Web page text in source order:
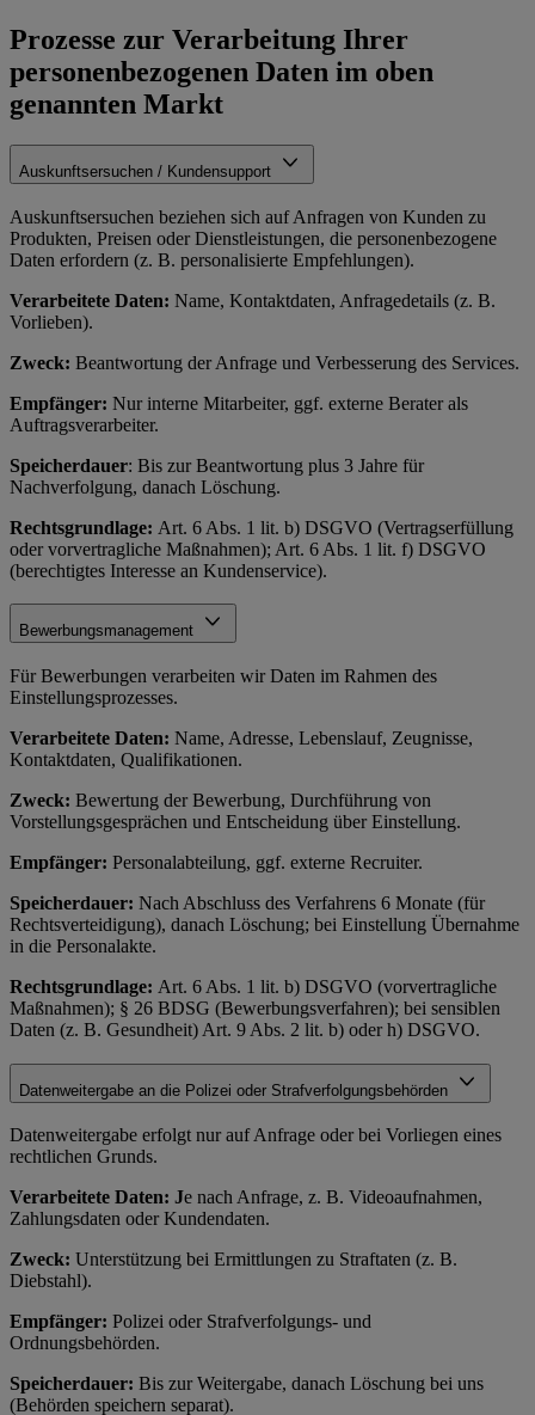
Prozesse zur Verarbeitung Ihrer
personenbezogenen Daten im oben
genannten Markt
Auskunftsersuchen / Kundensupport
Auskunftsersuchen beziehen sich auf Anfragen von Kunden zu
Produkten, Preisen oder Dienstleistungen, die personenbezogene
Daten erfordern (z. B. personalisierte Empfehlungen).
Verarbeitete Daten: Name, Kontaktdaten, Anfragedetails (z. B.
Vorlieben).
Zweck: Beantwortung der Anfrage und Verbesserung des Services.
Empfänger: Nur interne Mitarbeiter, ggf. externe Berater als
Auftragsverarbeiter.
Speicherdauer: Bis zur Beantwortung plus 3 Jahre für
Nachverfolgung, danach Löschung.
Rechtsgrundlage: Art. 6 Abs. 1 lit. b) DSGVO (Vertragserfüllung
oder vorvertragliche Maßnahmen); Art. 6 Abs. 1 lit. f) DSGVO
(berechtigtes Interesse an Kundenservice).
Bewerbungsmanagement
Für Bewerbungen verarbeiten wir Daten im Rahmen des
Einstellungsprozesses.
Verarbeitete Daten: Name, Adresse, Lebenslauf, Zeugnisse,
Kontaktdaten, Qualifikationen.
Zweck: Bewertung der Bewerbung, Durchführung von
Vorstellungsgesprächen und Entscheidung über Einstellung.
Empfänger: Personalabteilung, ggf. externe Recruiter.
Speicherdauer: Nach Abschluss des Verfahrens 6 Monate (für
Rechtsverteidigung), danach Löschung; bei Einstellung Übernahme
in die Personalakte.
Rechtsgrundlage: Art. 6 Abs. 1 lit. b) DSGVO (vorvertragliche
Maßnahmen); § 26 BDSG (Bewerbungsverfahren); bei sensiblen
Daten (z. B. Gesundheit) Art. 9 Abs. 2 lit. b) oder h) DSGVO.
Datenweitergabe an die Polizei oder Strafverfolgungsbehörden
Datenweitergabe erfolgt nur auf Anfrage oder bei Vorliegen eines
rechtlichen Grunds.
Verarbeitete Daten: Je nach Anfrage, z. B. Videoaufnahmen,
Zahlungsdaten oder Kundendaten.
Zweck: Unterstützung bei Ermittlungen zu Straftaten (z. B.
Diebstahl).
Empfänger: Polizei oder Strafverfolgungs- und
Ordnungsbehörden.
Speicherdauer: Bis zur Weitergabe, danach Löschung bei uns
(Behörden speichern separat).